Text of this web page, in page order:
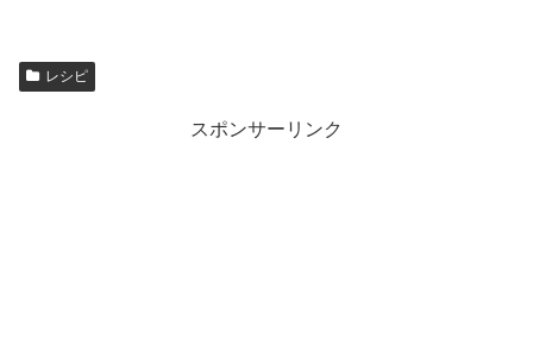
レシピ
スポンサーリンク